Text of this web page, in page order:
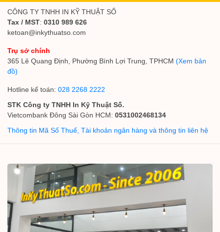
CÔNG TY TNHH IN KỸ THUẬT SỐ
Tax / MST: 0310 989 626
ketoan@inkythuatso.com
Trụ sở chính
365 Lê Quang Định, Phường Bình Lợi Trung, TPHCM (Xem bản
đồ)
Hotline kế toán: 028 2268 2222
STK Công ty TNHH In Kỹ Thuật Số.
Vietcombank Đông Sài Gòn HCM: 0531002468134
Thông tin Mã Số Thuế, Tài khoản ngân hàng và thông tin liên hệ